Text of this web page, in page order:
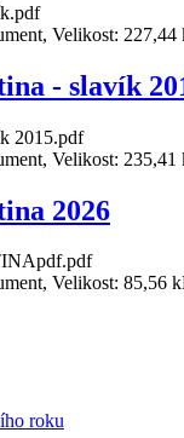
Velikost: 227,44
- slavík
2015.pdf
Velikost: 235,41
2026
Velikost: 85,56
roku